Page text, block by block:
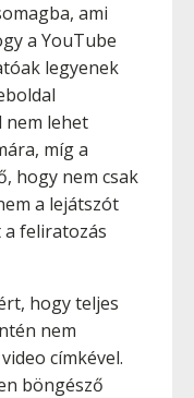
ami
a YouTube
legyenek
nem lehet
míg a
hogy nem csak
a lejátszót
feliratozás
hogy teljes
nem
címkével.
böngésző